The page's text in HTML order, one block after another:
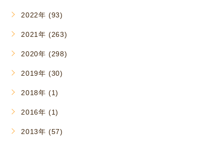
2022年 (93)
2021年 (263)
2020年 (298)
2019年 (30)
2018年 (1)
2016年 (1)
2013年 (57)